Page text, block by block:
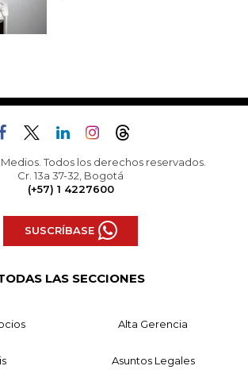
Todos los derechos reservados.
Cr. 13a 37-32, Bogotá
(+57) 1 4227600
SUSCRÍBASE
LAS SECCIONES
Alta Gerencia
Asuntos Legales